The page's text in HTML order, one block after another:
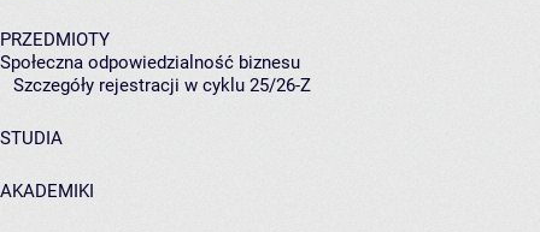
PRZEDMIOTY
Społeczna odpowiedzialność biznesu
Szczegóły rejestracji w cyklu 25/26-Z
STUDIA
AKADEMIKI